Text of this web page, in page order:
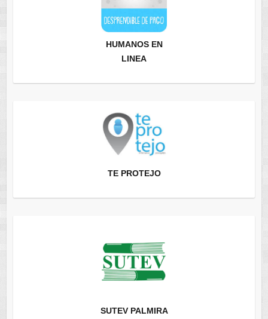
HUMANOS EN
LINEA
TE PROTEJO
SUTEV PALMIRA